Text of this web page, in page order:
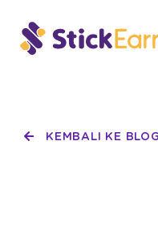
KEMBALI KE BLOG